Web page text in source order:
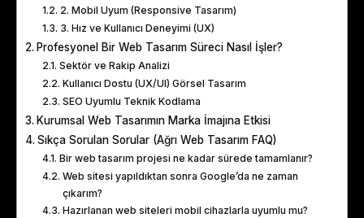
2. Mobil Uyum (Responsive Tasarım)
3. Hız ve Kullanıcı Deneyimi (UX)
Profesyonel Bir Web Tasarım Süreci Nasıl İşler?
Sektör ve Rakip Analizi
Kullanıcı Dostu (UX/UI) Görsel Tasarım
SEO Uyumlu Teknik Kodlama
Kurumsal Web Tasarımın Marka İmajına Etkisi
Sıkça Sorulan Sorular (Ağrı Web Tasarım FAQ)
Bir web tasarım projesi ne kadar sürede tamamlanır?
Web sitesi yapıldıktan sonra Google’da ne zaman
çıkarım?
Hazırlanan web siteleri mobil cihazlarla uyumlu mu?